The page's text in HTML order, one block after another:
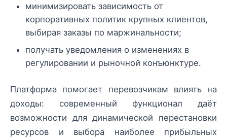
минимизировать зависимость от
корпоративных политик крупных клиентов,
выбирая заказы по маржинальности;
получать уведомления о изменениях в
регулировании и рыночной конъюнктуре.
Платформа помогает перевозчикам влиять на
доходы: современный функционал даёт
возможности для динамической перестановки
ресурсов и выбора наиболее прибыльных